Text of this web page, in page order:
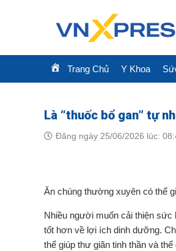
Trang Chủ Y Khoa
Là “thuốc bổ gan” tự
Đăng ngày 25/06/2026 lúc:
Ăn chúng thường xuyên có thể
Nhiều người muốn cải thiện sức
tốt hơn về lợi ích dinh dưỡng.
thể giúp thư giãn tinh thần và